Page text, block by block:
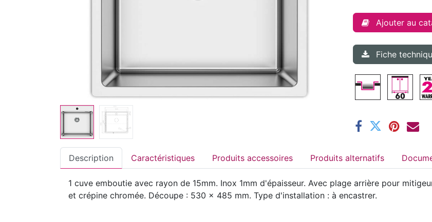
Ajouter au
Fiche
Description Caractéristiques Produits accessoires Produits alternatifs
1 cuve emboutie avec rayon de 15mm. Inox 1mm d'épaisseur. Avec plage arrière pour
et crépine chromée. Découpe : 530 x 485 mm. Type d'installation : à encastrer.